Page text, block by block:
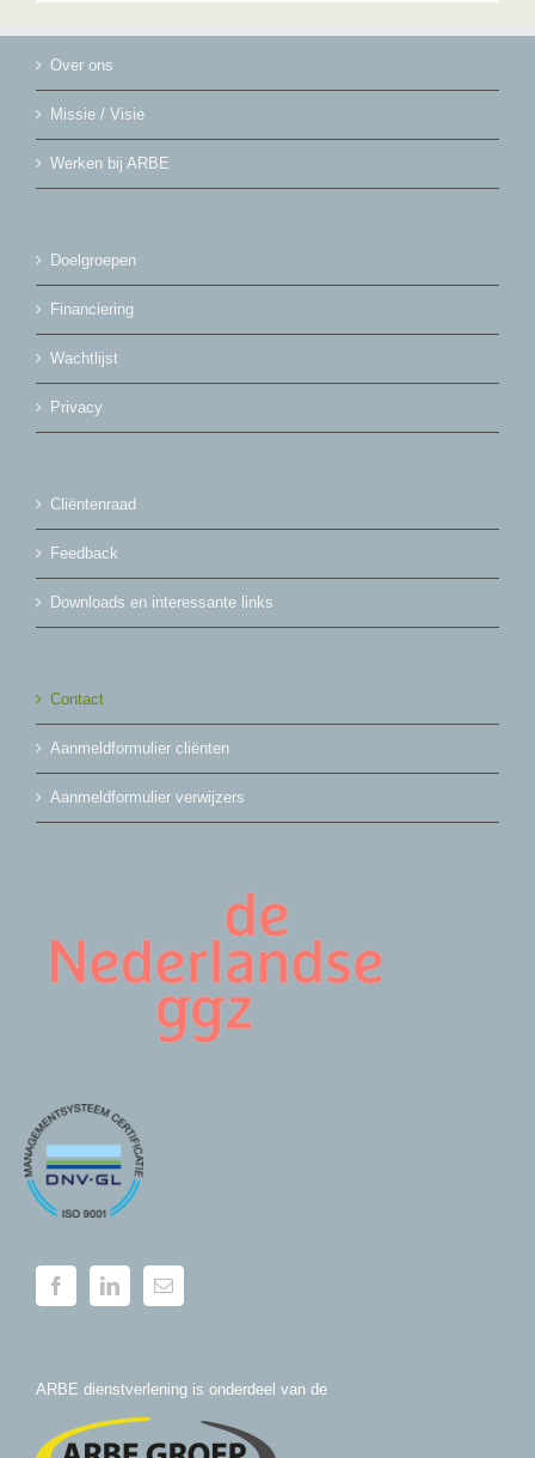
Over ons
Missie / Visie
Werken bij ARBE
Doelgroepen
Financiering
Wachtlijst
Privacy
Cliëntenraad
Feedback
Downloads en interessante links
Contact
Aanmeldformulier cliënten
Aanmeldformulier verwijzers
ARBE dienstverlening is onderdeel van de